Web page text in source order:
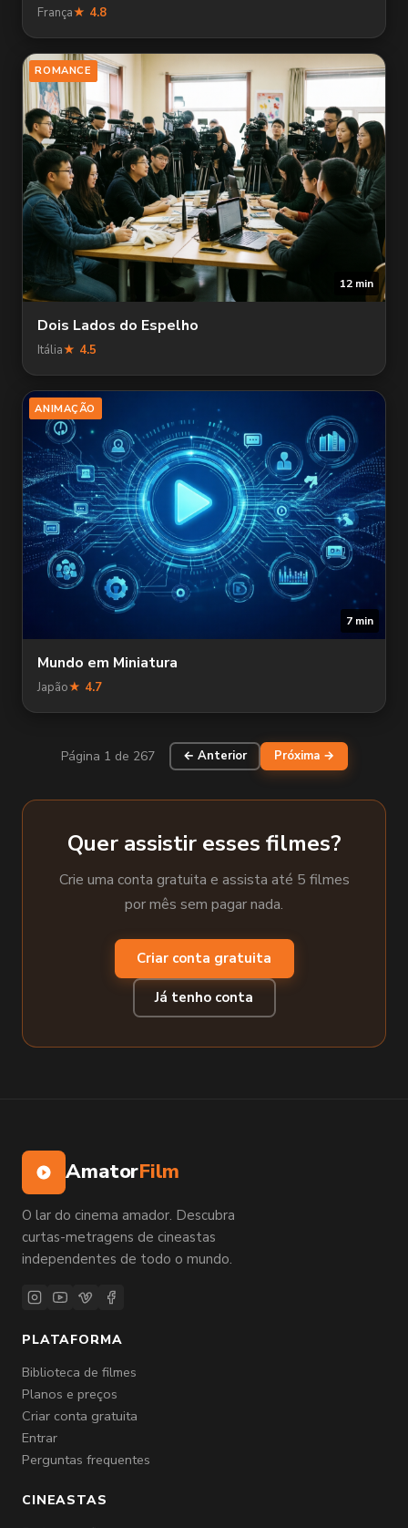
França★ 4.8
ROMANCE
12 min
Dois Lados do Espelho
Itália★ 4.5
ANIMAÇÃO
7 min
Mundo em Miniatura
Japão★ 4.7
Página 1 de 267 ← Anterior Próxima →
Quer assistir esses filmes?
Crie uma conta gratuita e assista até 5 filmes
por mês sem pagar nada.
Criar conta gratuita
Já tenho conta
AmatorFilm
O lar do cinema amador. Descubra
curtas-metragens de cineastas
independentes de todo o mundo.
PLATAFORMA
Biblioteca de filmes
Planos e preços
Criar conta gratuita
Entrar
Perguntas frequentes
CINEASTAS